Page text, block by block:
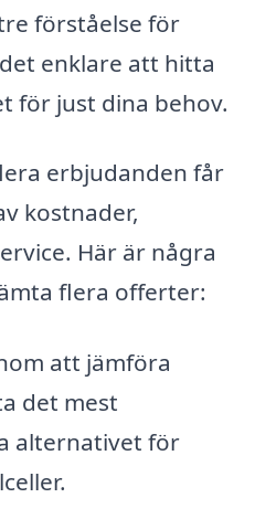
förståelse för
enklare att hitta
för just dina behov.
erbjudanden får
kostnader,
Här är några
flera offerter:
att jämföra
det mest
alternativet för